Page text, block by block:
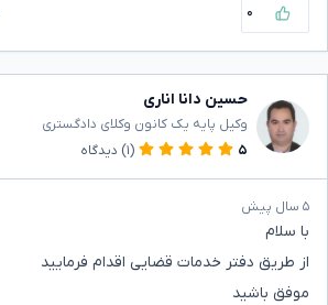
۰
حسین دانا اناری
وکیل پایه یک کانون وکلای دادگستری
۵
(۱) دیدگاه
۵ سال پیش
با سلام
از طریق دفتر خدمات قضایی اقدام فرمایید
موفق باشید